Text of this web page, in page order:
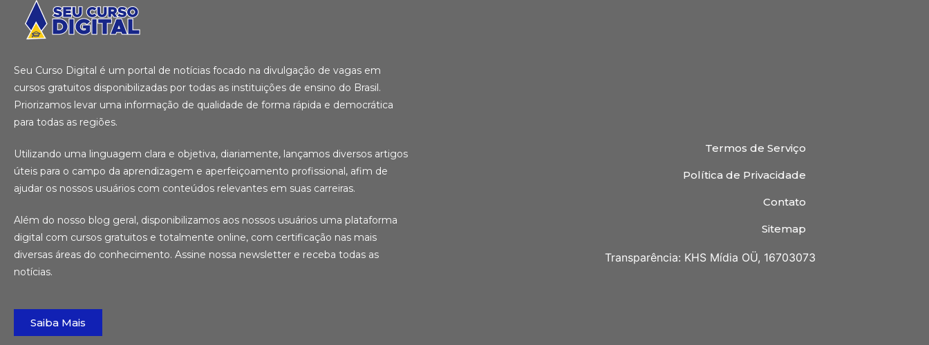
Seu Curso Digital é um portal de notícias focado na divulgação de vagas em
cursos gratuitos disponibilizadas por todas as instituições de ensino do Brasil.
Priorizamos levar uma informação de qualidade de forma rápida e democrática
para todas as regiões.
Utilizando uma linguagem clara e objetiva, diariamente, lançamos diversos artigos
úteis para o campo da aprendizagem e aperfeiçoamento profissional, afim de
ajudar os nossos usuários com conteúdos relevantes em suas carreiras.
Além do nosso blog geral, disponibilizamos aos nossos usuários uma plataforma
digital com cursos gratuitos e totalmente online, com certificação nas mais
diversas áreas do conhecimento. Assine nossa newsletter e receba todas as
notícias.
Saiba Mais
Termos de Serviço
Política de Privacidade
Contato
Sitemap
Transparência: KHS Mídia OÜ, 16703073